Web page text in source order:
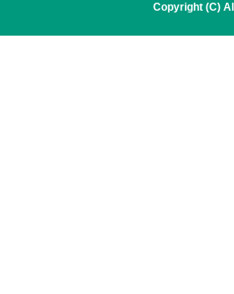
Copyright (C)